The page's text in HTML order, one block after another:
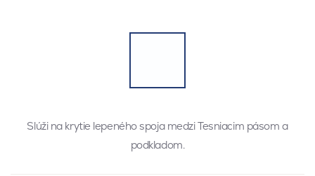
Slúži na krytie lepeného spoja medzi Tesniacim pásom a
podkladom.